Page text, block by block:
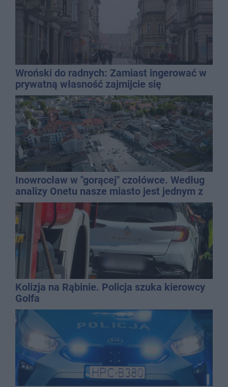
Wroński do radnych: Zamiast ingerować w
prywatną własność zajmijcie się
gospodarką
Inowrocław w "gorącej" czołówce. Według
analizy Onetu nasze miasto jest jednym z
najbardziej narażonych na upały
Kolizja na Rąbinie. Policja szuka kierowcy
Golfa